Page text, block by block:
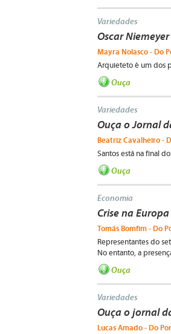
Variedades
Oscar
Mayra Nolasco - Do
Arquieteto é um dos
Ouça
Variedades
Ouça o Jornal
Beatriz Cavalheiro -
Santos está na final
Ouça
Economia
Crise na
Tomás Bomfim - Do
Representantes do
No entanto, a
Ouça
Variedades
Ouça o jornal
Lucas Amado - Do